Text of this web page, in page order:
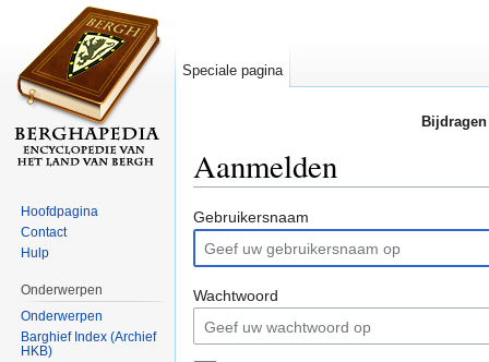
Aanmelden
Gebruikersnaam
Wachtwoord
Speciale pagina
Hoofdpagina
Contact
Hulp
Onderwerpen
Onderwerpen
Barghief Index (Archief
HKB)